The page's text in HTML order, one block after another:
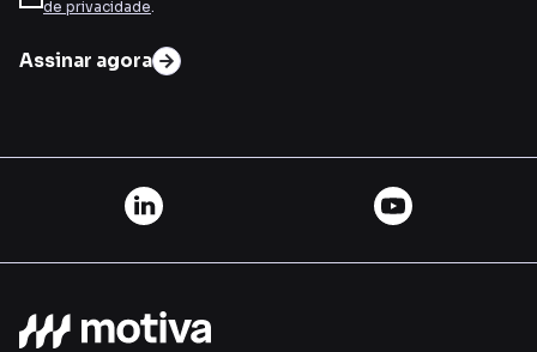
de privacidade
Assinar agora